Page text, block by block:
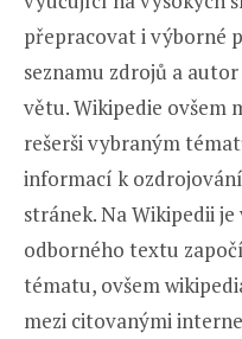
přepracovat i výborné
seznamu zdrojů a
větu. Wikipedie ovšem
rešerši vybraným
informací k
stránek. Na Wikipedii
odborného textu
tématu, ovšem
mezi citovanými